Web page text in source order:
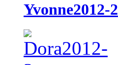
Yvonne2012-2